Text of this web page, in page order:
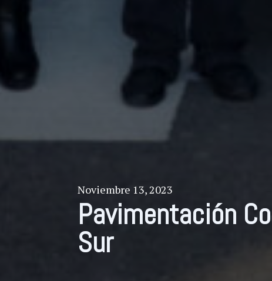
Noviembre 13, 2023
Pavimentación
Sur